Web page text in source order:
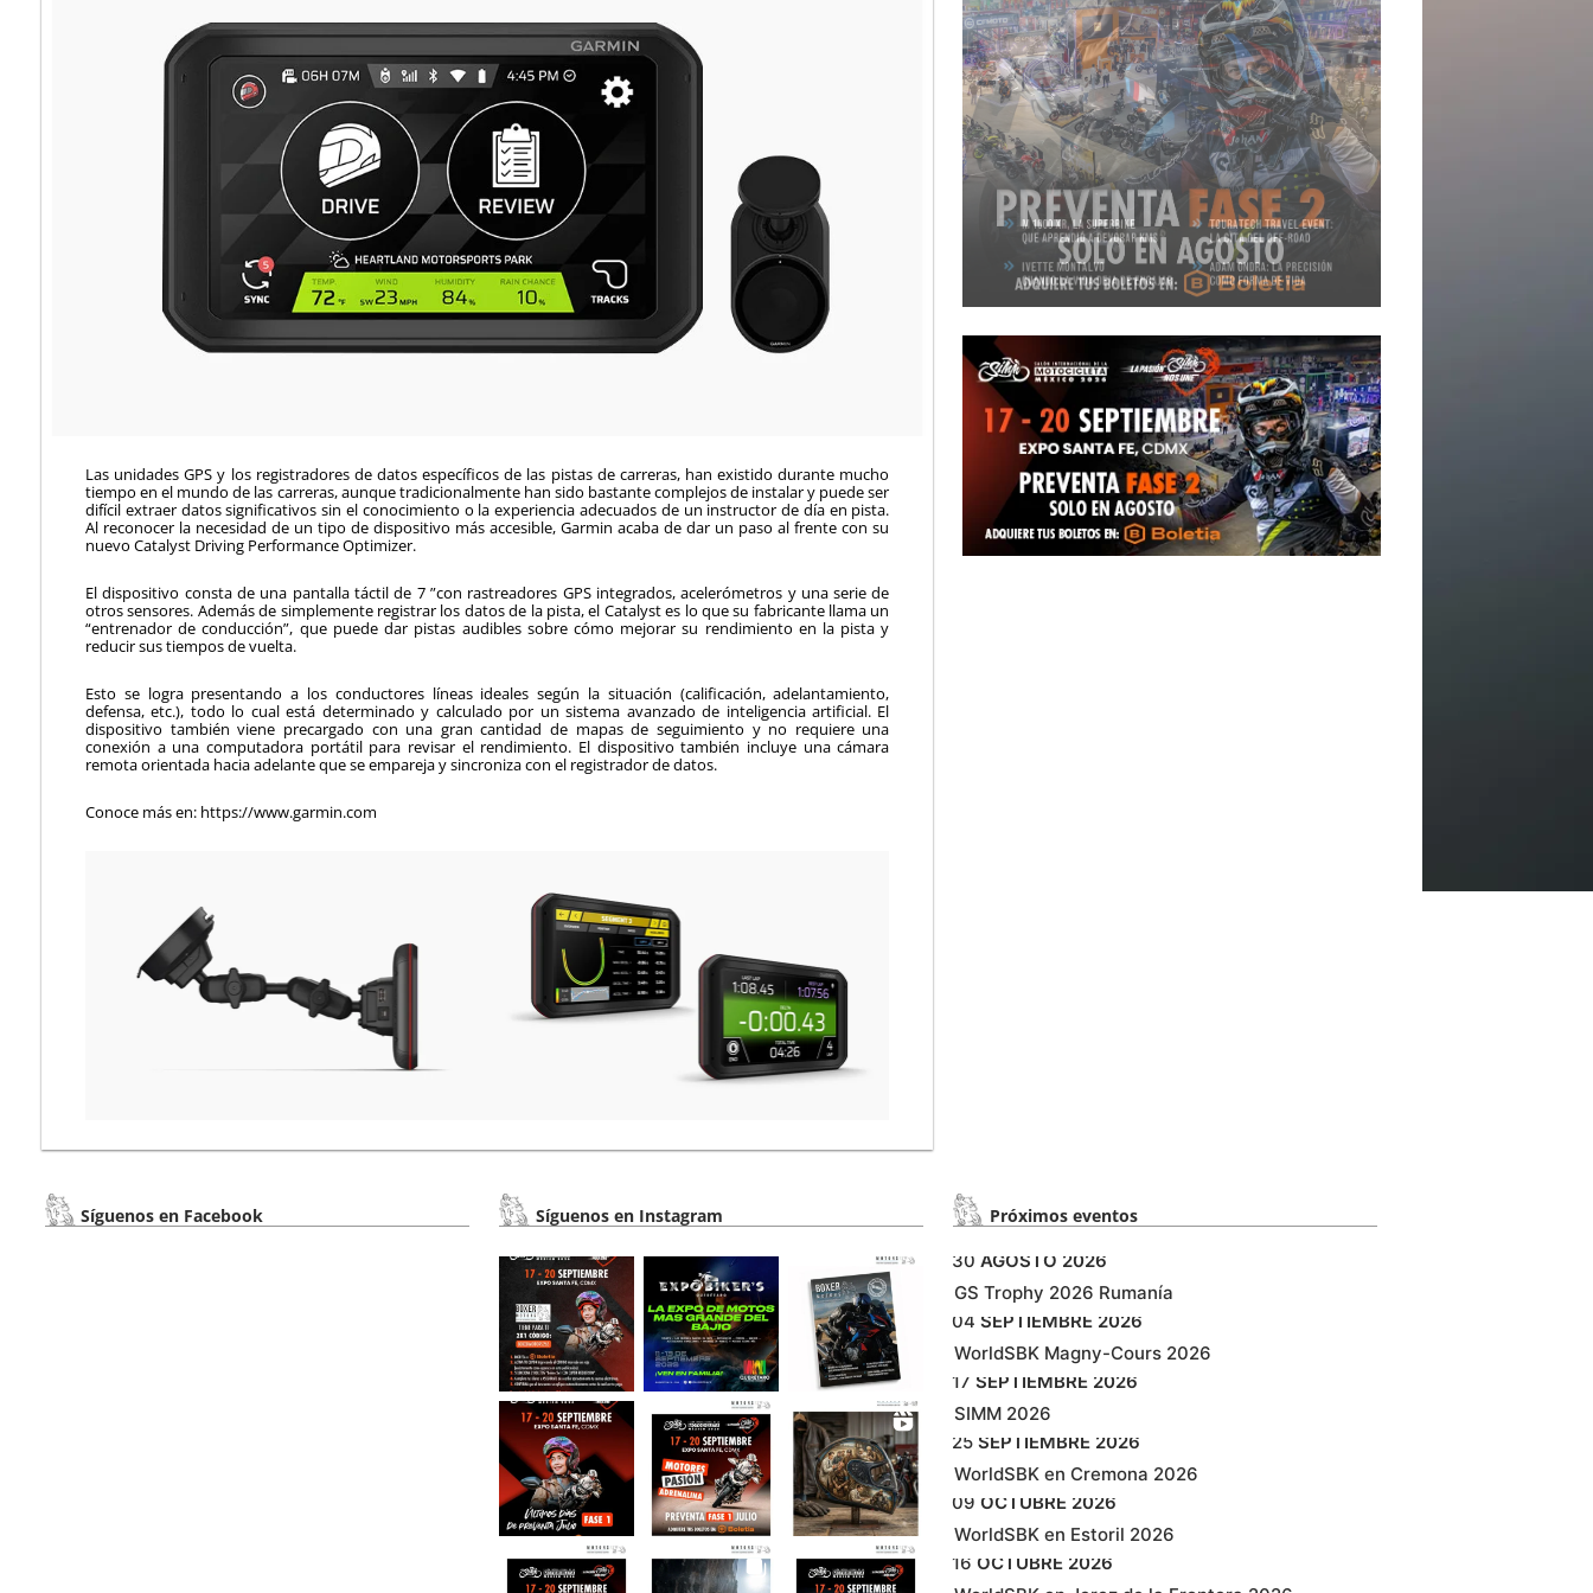
Las unidades GPS y los registradores de datos específicos de las pistas de carreras, han existido durante mucho
tiempo en el mundo de las carreras, aunque tradicionalmente han sido bastante complejos de instalar y puede ser
difícil extraer datos significativos sin el conocimiento o la experiencia adecuados de un instructor de día en pista.
Al reconocer la necesidad de un tipo de dispositivo más accesible, Garmin acaba de dar un paso al frente con su
nuevo Catalyst Driving Performance Optimizer.
El dispositivo consta de una pantalla táctil de 7 ”con rastreadores GPS integrados, acelerómetros y una serie de
otros sensores. Además de simplemente registrar los datos de la pista, el Catalyst es lo que su fabricante llama un
“entrenador de conducción”, que puede dar pistas audibles sobre cómo mejorar su rendimiento en la pista y
reducir sus tiempos de vuelta.
Esto se logra presentando a los conductores líneas ideales según la situación (calificación, adelantamiento,
defensa, etc.), todo lo cual está determinado y calculado por un sistema avanzado de inteligencia artificial. El
dispositivo también viene precargado con una gran cantidad de mapas de seguimiento y no requiere una
conexión a una computadora portátil para revisar el rendimiento. El dispositivo también incluye una cámara
remota orientada hacia adelante que se empareja y sincroniza con el registrador de datos.
Conoce más en: https://www.garmin.com
Síguenos en Facebook Síguenos en Instagram
Próximos eventos​
30 AGOSTO 2026
GS Trophy 2026 Rumanía
04 SEPTIEMBRE 2026
WorldSBK Magny-Cours 2026
17 SEPTIEMBRE 2026
SIMM 2026
25 SEPTIEMBRE 2026
WorldSBK en Cremona 2026
09 OCTUBRE 2026
WorldSBK en Estoril 2026
16 OCTUBRE 2026